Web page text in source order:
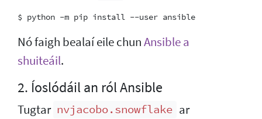
Nó faigh bealaí eile chunAnsible a
shuiteáil.
2. Íoslódáil an ról Ansible
Tugtar nvjacobo.snowflake ar